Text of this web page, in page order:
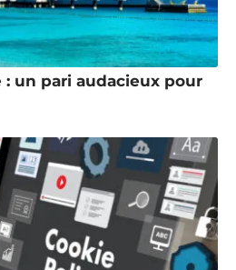
: un pari audacieux pour